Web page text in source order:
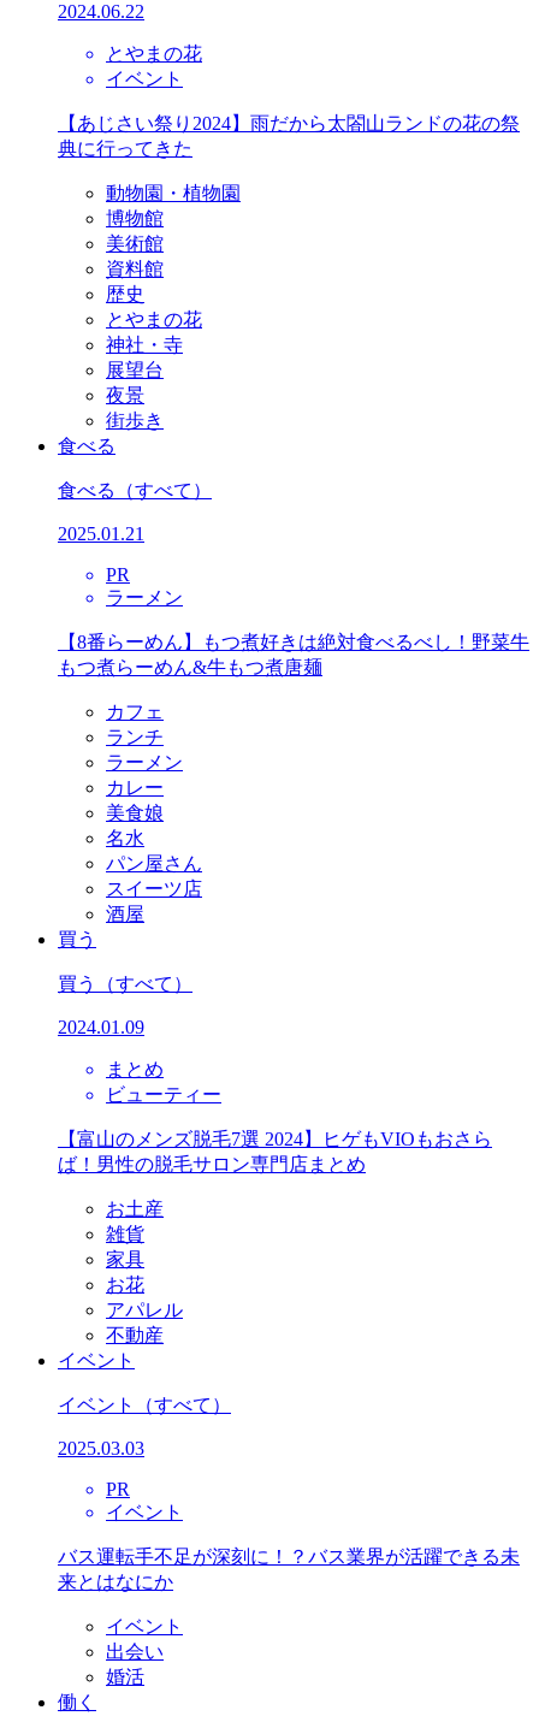
2024.06.22
とやまの花
イベント
【あじさい祭り2024】雨だから太閤山ランドの花の祭
典に行ってきた
動物園・植物園
博物館
美術館
資料館
歴史
とやまの花
神社・寺
展望台
夜景
街歩き
食べる
食べる （すべて）
2025.01.21
PR
ラーメン
【8番らーめん】もつ煮好きは絶対食べるべし！野菜牛
もつ煮らーめん&牛もつ煮唐麺
カフェ
ランチ
ラーメン
カレー
美食娘
名水
パン屋さん
スイーツ店
酒屋
買う
買う （すべて）
2024.01.09
まとめ
ビューティー
【富山のメンズ脱毛7選 2024】ヒゲもVIOもおさら
ば！男性の脱毛サロン専門店まとめ
お土産
雑貨
家具
お花
アパレル
不動産
イベント
イベント （すべて）
2025.03.03
PR
イベント
バス運転手不足が深刻に！？バス業界が活躍できる未
来とはなにか
イベント
出会い
婚活
働く